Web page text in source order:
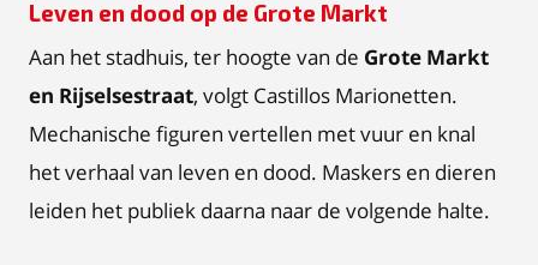
Leven en dood op de Grote Markt
Aan het stadhuis, ter hoogte van de Grote Markt
en Rijselsestraat, volgt Castillos Marionetten.
Mechanische figuren vertellen met vuur en knal
het verhaal van leven en dood. Maskers en dieren
leiden het publiek daarna naar de volgende halte.